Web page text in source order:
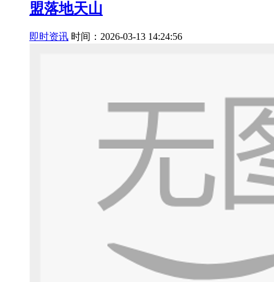
盟落地天山
即时资讯 时间：2026-03-13 14:24:56